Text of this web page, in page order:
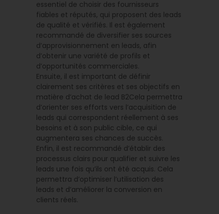
essentiel de choisir des fournisseurs
fiables et réputés, qui proposent des leads
de qualité et vérifiés. Il est également
recommandé de diversifier ses sources
d’approvisionnement en leads, afin
d’obtenir une variété de profils et
d’opportunités commerciales.
Ensuite, il est important de définir
clairement ses critères et ses objectifs en
matière d’achat de lead B2Cela permettra
d’orienter ses efforts vers l’acquisition de
leads qui correspondent réellement à ses
besoins et à son public cible, ce qui
augmentera ses chances de succès.
Enfin, il est recommandé d’établir des
processus clairs pour qualifier et suivre les
leads une fois qu’ils ont été acquis. Cela
permettra d’optimiser l’utilisation des
leads et d’améliorer la conversion en
clients réels.